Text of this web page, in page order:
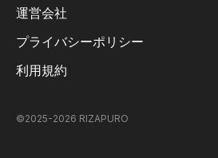
運営会社
プライバシーポリシー
利用規約
©2025-2026 RIZAPURO